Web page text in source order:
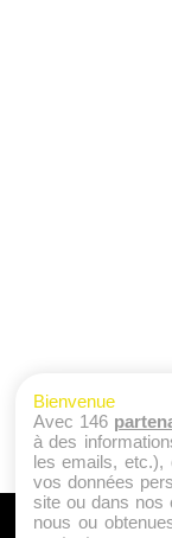
Bienvenue
Avec 146
à des
les emails, etc.),
vos données
site ou dans nos
nous ou